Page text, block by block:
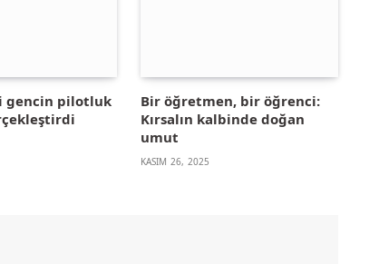
gencin pilotluk
Bir öğretmen, bir öğrenci:
Kırsalın kalbinde doğan
umut
KASIM 26, 2025